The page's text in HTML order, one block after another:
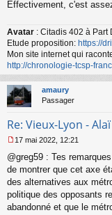
Effectivement, c'est
Avatar : Citadis 402 à Part
Etude proposition: https://
Mon site internet qui
http://chronologie-tcsp-
amaury
Passager
Re: Vieux-Lyon -
e
s
s
a
g
e
17 mai 2022, 12:21
@greg59 : Tes
de montrer que cet axe
des alternatives aux
politique des opposants
abandonné et que le